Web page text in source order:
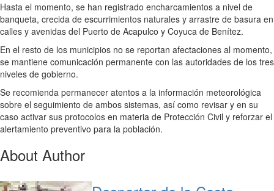
Hasta el momento, se han registrado encharcamientos a nivel de
banqueta, crecida de escurrimientos naturales y arrastre de basura en
calles y avenidas del Puerto de Acapulco y Coyuca de Benítez.
En el resto de los municipios no se reportan afectaciones al momento,
se mantiene comunicación permanente con las autoridades de los tres
niveles de gobierno.
Se recomienda permanecer atentos a la información meteorológica
sobre el seguimiento de ambos sistemas, así como revisar y en su
caso activar sus protocolos en materia de Protección Civil y reforzar el
alertamiento preventivo para la población.
About Author